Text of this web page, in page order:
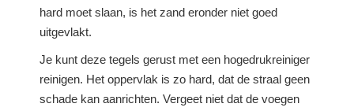
hard moet slaan, is het zand eronder niet goed
uitgevlakt.
Je kunt deze tegels gerust met een hogedrukreiniger
reinigen. Het oppervlak is zo hard, dat de straal geen
schade kan aanrichten. Vergeet niet dat de voegen